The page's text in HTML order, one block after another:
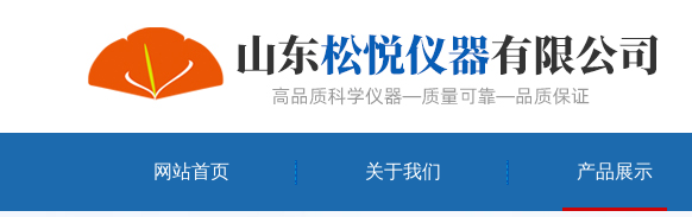
网站首页 关于我们 产品展示